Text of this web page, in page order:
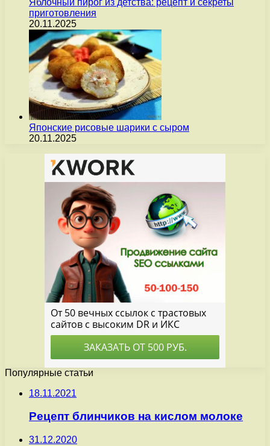
приготовления
20.11.2025
Японские рисовые шарики с сыром
20.11.2025
Популярные статьи
18.11.2021
Рецепт блинчиков на кислом молоке
31.12.2020